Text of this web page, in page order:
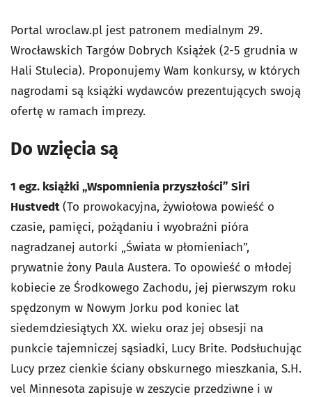
Portal wroclaw.pl jest patronem medialnym 29.
Wrocławskich Targów Dobrych Książek (2-5 grudnia w
Hali Stulecia). Proponujemy Wam konkursy, w których
nagrodami są książki wydawców prezentujących swoją
ofertę w ramach imprezy.
Do wzięcia są
1 egz. książki „Wspomnienia przyszłości” Siri
Hustvedt(To prowokacyjna, żywiołowa powieść o
czasie, pamięci, pożądaniu i wyobraźni pióra
nagradzanej autorki „Świata w płomieniach”,
prywatnie żony Paula Austera. To opowieść o młodej
kobiecie ze Środkowego Zachodu, jej pierwszym roku
spędzonym w Nowym Jorku pod koniec lat
siedemdziesiątych XX. wieku oraz jej obsesji na
punkcie tajemniczej sąsiadki, Lucy Brite. Podsłuchując
Lucy przez cienkie ściany obskurnego mieszkania, S.H.
vel Minnesota zapisuje w zeszycie przedziwne i w